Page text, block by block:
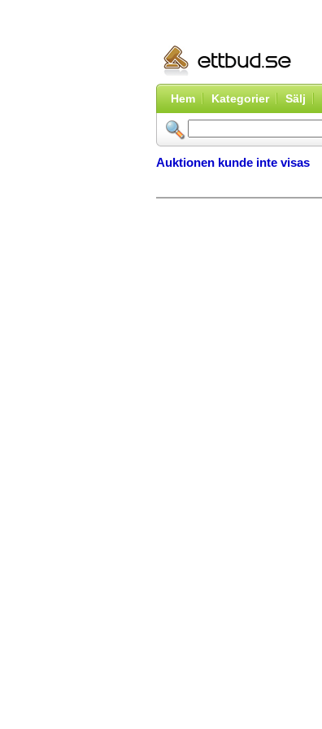
Hem Kategorier Sälj
Auktionen kunde inte visas